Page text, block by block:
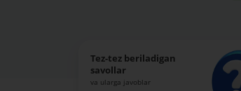
Tez-tez beriladigan
savollar
va ularga javoblar